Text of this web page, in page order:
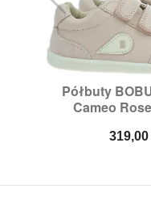
Półbuty
Cameo
Cena
319,00
Szybki
Rozmiary: